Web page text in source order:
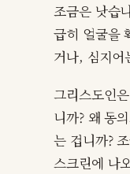
조금은 낫습
급히 얼굴을
거나, 심지어
그리스도인
니까? 왜 동
는 겁니까?
스크린에 나